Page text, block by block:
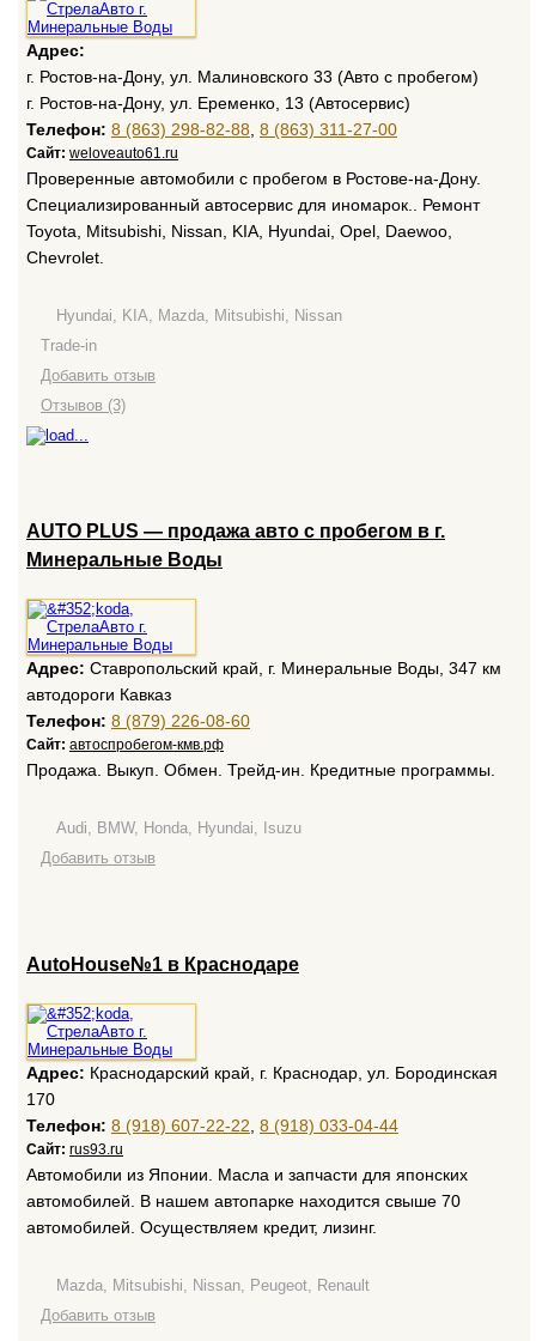
Адрес:
г. Ростов-на-Дону, ул. Малиновского 33 (Авто с пробегом)
г. Ростов-на-Дону, ул. Еременко, 13 (Автосервис)
Телефон: 8 (863) 298-82-88 8 (863) 311-27-00
Сайт: weloveauto61.ru
Проверенные автомобили с пробегом в Ростове-на-Дону.
Специализированный автосервис для иномарок.. Ремонт
Toyota, Mitsubishi, Nissan, KIA, Hyundai, Opel, Daewoo,
Chevrolet.
Hyundai, KIA, Mazda, Mitsubishi, Nissan
Trade-in
Добавить отзыв
Отзывов (3)
АUTO PLUS — продажа авто с пробегом в г.
Минеральные Воды
Адрес: Ставропольский край, г. Минеральные Воды, 347 км
автодороги Кавказ
Телефон: 8 (879) 226-08-60
Сайт: автоспробегом-кмв.рф
Продажа. Выкуп. Обмен. Трейд-ин. Кредитные программы.
Audi, BMW, Honda, Hyundai, Isuzu
Добавить отзыв
AutoHouse№1 в Краснодаре
Адрес: Краснодарский край, г. Краснодар, ул. Бородинская
170
Телефон: 8 (918) 607-22-22 8 (918) 033-04-44
Сайт: rus93.ru
Автомобили из Японии. Масла и запчасти для японских
автомобилей. В нашем автопарке находится свыше 70
автомобилей. Осуществляем кредит, лизинг.
Mazda, Mitsubishi, Nissan, Peugeot, Renault
Добавить отзыв